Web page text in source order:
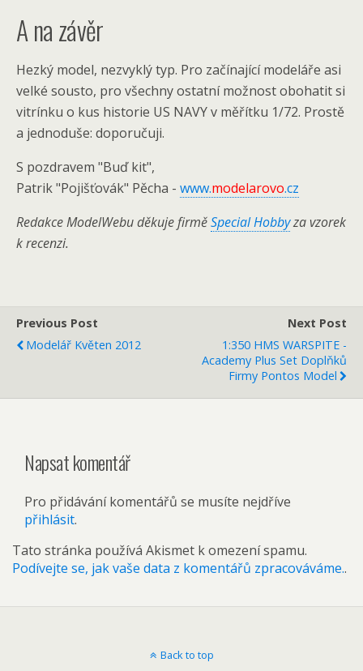
A na závěr
Hezký model, nezvyklý typ. Pro začínající modeláře asi
velké sousto, pro všechny ostatní možnost obohatit si
vitrínku o kus historie US NAVY v měřítku 1/72. Prostě
a jednoduše: doporučuji.
S pozdravem "Buď kit",
Patrik "Pojišťovák" Pěcha - www.modelarovo.cz
Redakce ModelWebu děkuje firměSpecial Hobbyza vzorek
k recenzi.
Previous Post
Modelář Květen 2012
Next Post
1:350 HMS WARSPITE -
Academy Plus Set Doplňků
Firmy Pontos Model
Napsat komentář
Pro přidávání komentářů se musíte nejdříve
přihlásit.
Tato stránka používá Akismet k omezení spamu.
Podívejte se, jak vaše data z komentářů zpracováváme..
Back to top